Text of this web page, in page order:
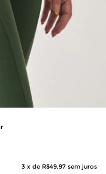
3 x de R$49,97 sem juros